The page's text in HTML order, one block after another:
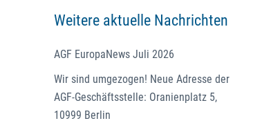
Weitere aktuelle Nachrichten
AGF EuropaNews Juli 2026
Wir sind umgezogen! Neue Adresse der
AGF-Geschäftsstelle: Oranienplatz 5,
10999 Berlin